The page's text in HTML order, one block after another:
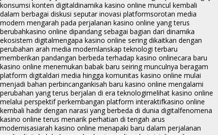
konsumsi konten digitaldinamika kasino online muncul kembali
dalam berbagai diskusi seputar inovasi platformsorotan media
modern mengarah pada perjalanan kasino online yang terus
berubahkasino online dipandang sebagai bagian dari dinamika
ekosistem digitalmengapa kasino online sering dikaitkan dengan
perubahan arah media modernlanskap teknologi terbaru
memberikan pandangan berbeda terhadap kasino onlinecara baru
kasino online menemukan babak baru seiring munculnya beragam
platform digitaldari media hingga komunitas kasino online mulai
menjadi bahan perbincangankisah baru kasino online mengalami
perubahan yang terus berjalan di era teknologimelihat kasino online
melalui perspektif perkembangan platform interaktifkasino online
kembali hadir dengan narasi yang berbeda di dunia digitalfenomena
kasino online terus menarik perhatian di tengah arus
modernisasiarah kasino online menapaki baru dalam perjalanan